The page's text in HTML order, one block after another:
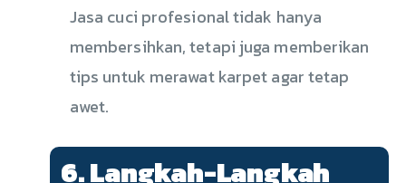
Jasa cuci profesional tidak hanya
membersihkan, tetapi juga memberikan
tips untuk merawat karpet agar tetap
awet.
6. Langkah-Langkah